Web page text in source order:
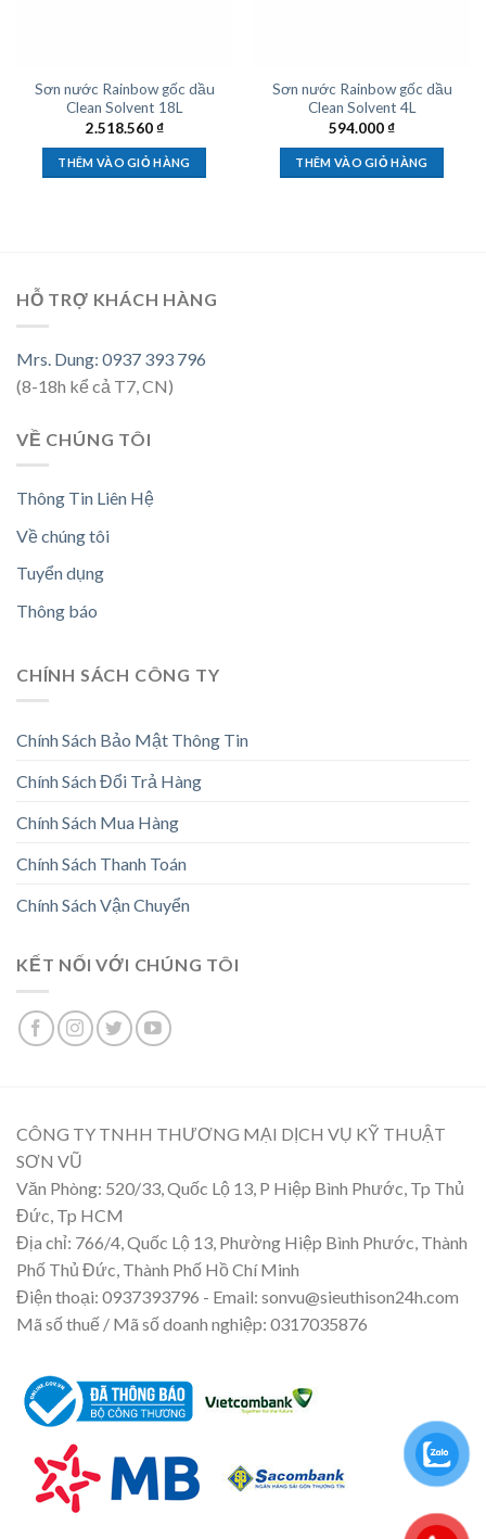
Sơn nước Rainbow gốc dầu
Clean Solvent 18L
2.518.560₫
THÊM VÀO GIỎ HÀNG
Sơn nước Rainbow gốc dầu
Clean Solvent 4L
594.000₫
THÊM VÀO GIỎ HÀNG
HỖ TRỢ KHÁCH HÀNG
Mrs. Dung: 0937 393 796
(8-18h kể cả T7, CN)
VỀ CHÚNG TÔI
Thông Tin Liên Hệ
Về chúng tôi
Tuyển dụng
Thông báo
CHÍNH SÁCH CÔNG TY
Chính Sách Bảo Mật Thông Tin
Chính Sách Đổi Trả Hàng
Chính Sách Mua Hàng
Chính Sách Thanh Toán
Chính Sách Vận Chuyển
KẾT NỐI VỚI CHÚNG TÔI
CÔNG TY TNHH THƯƠNG MẠI DỊCH VỤ KỸ THUẬT
SƠN VŨ
Văn Phòng: 520/33, Quốc Lộ 13, P Hiệp Bình Phước, Tp Thủ
Đức, Tp HCM
Địa chỉ: 766/4, Quốc Lộ 13, Phường Hiệp Bình Phước, Thành
Phố Thủ Đức, Thành Phố Hồ Chí Minh
Điện thoại: 0937393796 - Email: sonvu@sieuthison24h.com
Mã số thuế / Mã số doanh nghiệp: 0317035876